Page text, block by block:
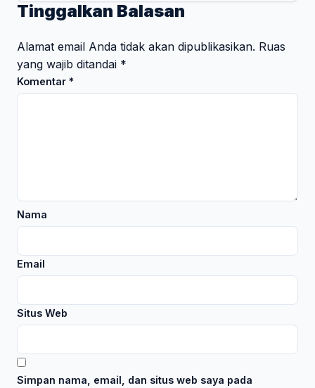
Tinggalkan Balasan
Alamat email Anda tidak akan dipublikasikan. Ruas
yang wajib ditandai *
Komentar *
Nama
Email
Situs Web
Simpan nama, email, dan situs web saya pada